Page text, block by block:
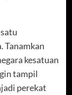
Tanamkan
kesatuan
tampil
perekat